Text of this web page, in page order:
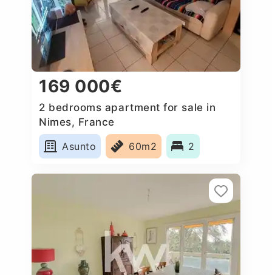
169 000€
2 bedrooms apartment for sale in
Nimes, France
Asunto
60m2 2